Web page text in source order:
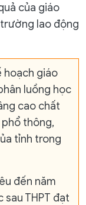
của giáo
lao động
hoạch giáo
luồng học
cao chất
thông,
tỉnh trong
đến năm
THPT đạt